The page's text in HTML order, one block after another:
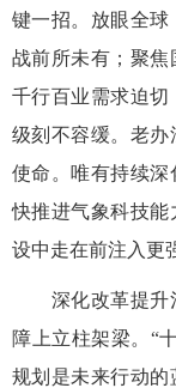
键一招。放眼全
战前所未有；聚
千行百业需求迫
级刻不容缓。老
使命。唯有持续
快推进气象科技
设中走在前注入更
深化改革提升治
障上立柱架梁。“
规划是未来行动